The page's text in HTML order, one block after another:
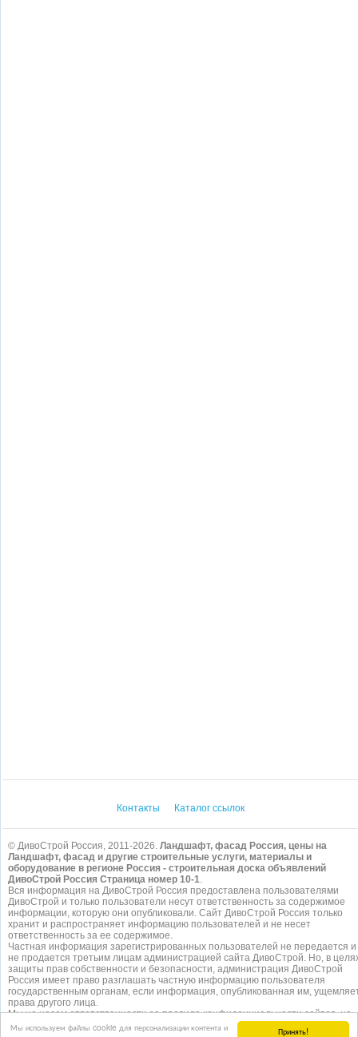
Принять!
Мы используем файлы cookie для персонализации контента и
Контакты Каталог ссылок
© ДивоСтрой Россия, 2011-2026. Ландшафт, фасад Россия, цены на
Ландшафт, фасад и другие строительные услуги, материалы и
оборудование в регионе Россия - строительная доска объявлений
ДивоСтрой Россия Страница номер 10-1.
Вся информация на ДивоСтрой Россия предоставлена пользователями
ДивоСтрой и только пользователи несут ответственность за содержимое
информации, которую они опубликовали. Сайт ДивоСтрой Россия только
хранит и распространяет информацию пользователей и не несет
ответственность за ее содержимое.
Частная информация зарегистрированных пользователей не передается и
не продается третьим лицам администрацией сайта ДивоСтрой. Но, в
защиты прав собственности и безопасности, администрация ДивоСтрой
Россия имеет право разглашать частную информацию пользователя
государственным органам, если информация, опубликованная им,
права другого лица.
Мы не несем ответственности за правила конфиденциальности сайтов, на
которые ссылается ДивоСтрой. На некоторых страницах нашего